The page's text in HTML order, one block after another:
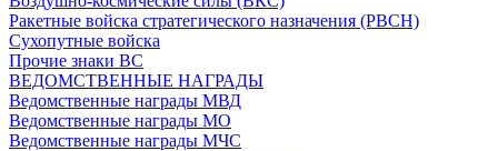
Ракетные войска стратегического назначения (РВСН)
Сухопутные войска
Прочие знаки ВС
ВЕДОМСТВЕННЫЕ НАГРАДЫ
Ведомственные награды МВД
Ведомственные награды МО
Ведомственные награды МЧС